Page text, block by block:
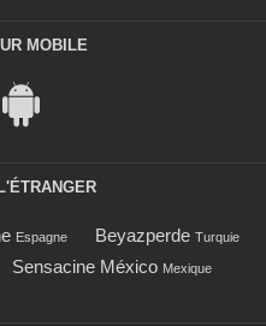
MOBILE
Espagne Beyazperde Turquie
Sensacine México Mexique